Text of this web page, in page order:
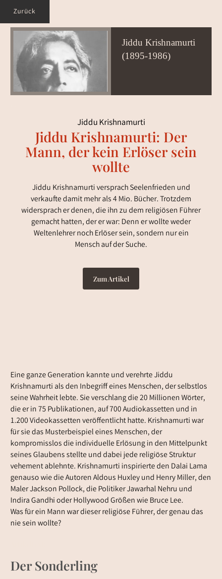
Zurück
Jiddu Krishnamurti
(1895-1986)
Jiddu Krishnamurti
Jiddu Krishnamurti: Der
Mann, der kein Erlöser sein
wollte
Jiddu Krishnamurti versprach Seelenfrieden und
verkaufte damit mehr als 4 Mio. Bücher. Trotzdem
widersprach er denen, die ihn zu dem religiösen Führer
gemacht hatten, der er war: Denn er wollte weder
Weltenlehrer noch Erlöser sein, sondern nur ein
Mensch auf der Suche.
Zum Artikel
Eine ganze Generation kannte und verehrte Jiddu
Krishnamurti als den Inbegriff eines Menschen, der selbstlos
seine Wahrheit lebte. Sie verschlang die 20 Millionen Wörter,
die er in 75 Publikationen, auf 700 Audiokassetten und in
1.200 Videokassetten veröffentlicht hatte. Krishnamurti war
für sie das Musterbeispiel eines Menschen, der
kompromisslos die individuelle Erlösung in den Mittelpunkt
seines Glaubens stellte und dabei jede religiöse Struktur
vehement ablehnte. Krishnamurti inspirierte den Dalai Lama
genauso wie die Autoren Aldous Huxley und Henry Miller, den
Maler Jackson Pollock, die Politiker Jawarhal Nehru und
Indira Gandhi oder Hollywood Größen wie Bruce Lee.
Was für ein Mann war dieser religiöse Führer, der genau das
nie sein wollte?
Der Sonderling